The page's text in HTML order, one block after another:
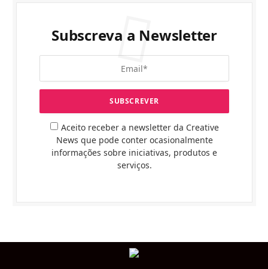
Subscreva a Newsletter
Aceito receber a newsletter da Creative
News que pode conter ocasionalmente
informações sobre iniciativas, produtos e
serviços.